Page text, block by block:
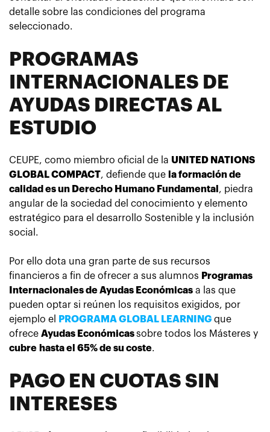
detalle sobre las condiciones del programa
seleccionado.
PROGRAMAS
INTERNACIONALES DE
AYUDAS DIRECTAS AL
ESTUDIO
CEUPE, como miembro oficial de la UNITED NATIONS
GLOBAL COMPACT, defiende que la formación de
calidad es un Derecho Humano Fundamental , piedra
angular de la sociedad del conocimiento y elemento
estratégico para el desarrollo Sostenible y la inclusión
social.
Por ello dota una gran parte de sus recursos
financieros a fin de ofrecer a sus alumnos Programas
Internacionales de Ayudas Económicas a las que
pueden optar si reúnen los requisitos exigidos, por
ejemplo el
PROGRAMA GLOBAL LEARNING que
ofrece Ayudas Económicassobre todos los Másteres y
cubre hasta el 65% de su coste.
PAGO EN CUOTAS SIN
INTERESES